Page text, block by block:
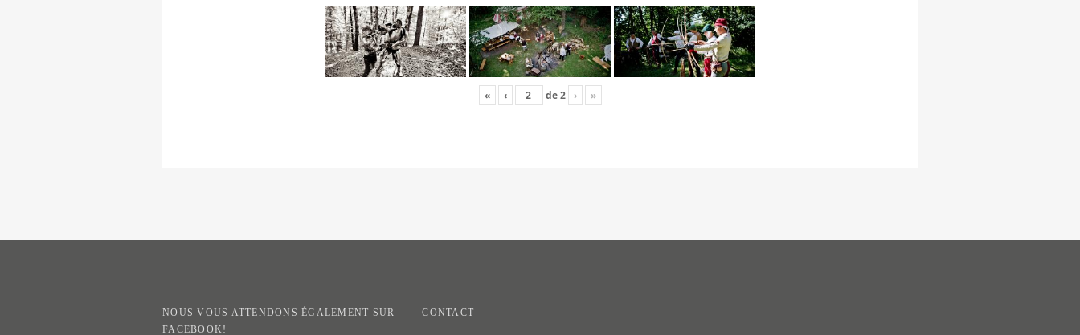
« ‹ de2 › »
NOUS VOUS ATTENDONS ÉGALEMENT SUR
FACEBOOK!
CONTACT